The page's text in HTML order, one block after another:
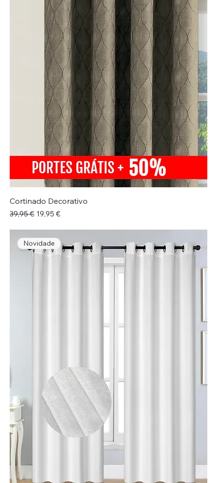
Cortinado Decorativo
Preço normal
39,95 € Preço promocional
19,95 €
Novidade